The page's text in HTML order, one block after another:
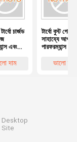
চার্জড
এবং
দাম
টার্বো বুস্ট গেজের
সাহায্যে আপনার
পারফরম্যান্স বৃদ্ধি
ডিসপ্লে 6.5
ভালো দাম
Desktop
Site